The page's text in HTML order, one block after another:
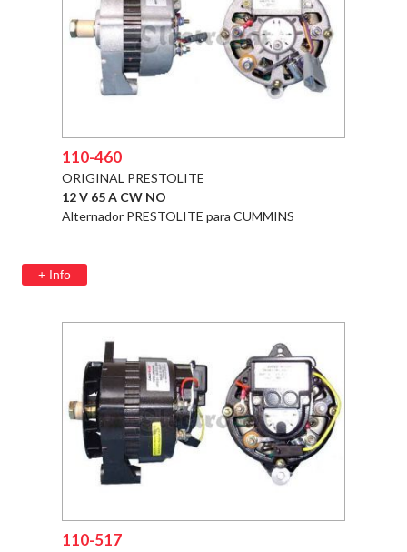
110-460
ORIGINAL PRESTOLITE
12 V 65 A CW NO
Alternador PRESTOLITE para CUMMINS
+ Info
110-517